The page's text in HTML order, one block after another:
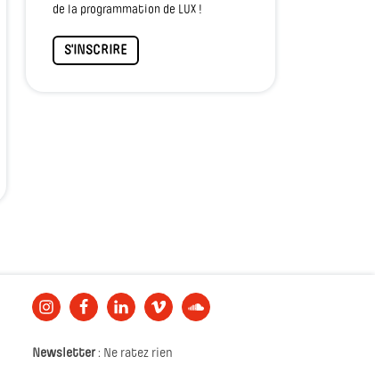
de la programmation de LUX !
S'INSCRIRE
Newsletter: Ne ratez rien